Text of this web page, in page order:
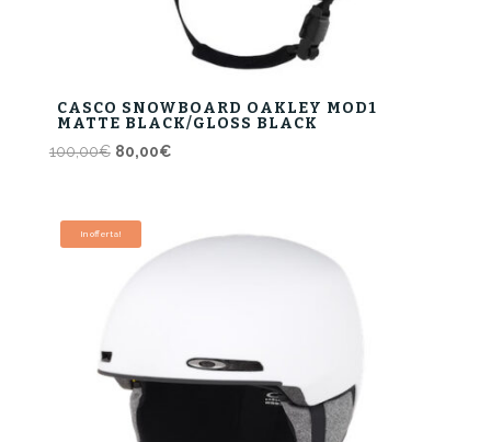
CASCO SNOWBOARD OAKLEY MOD1
MATTE BLACK/GLOSS BLACK
100,00€ Il
era:
100,00€.
80,00€Il
80,00€.
In offerta!